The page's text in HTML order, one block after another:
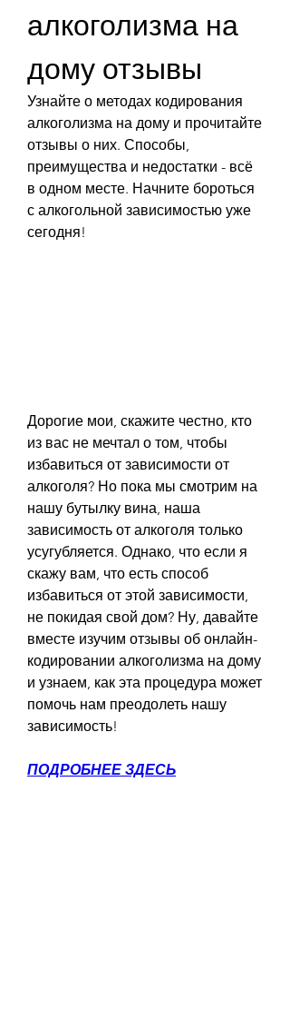
алкоголизма на
дому отзывы
Узнайте о методах кодирования
алкоголизма на дому и прочитайте
отзывы о них. Способы,
преимущества и недостатки - всё
в одном месте. Начните бороться
с алкогольной зависимостью уже
сегодня!
Дорогие мои, скажите честно, кто
из вас не мечтал о том, чтобы
избавиться от зависимости от
алкоголя? Но пока мы смотрим на
нашу бутылку вина, наша
зависимость от алкоголя только
усугубляется. Однако, что если я
скажу вам, что есть способ
избавиться от этой зависимости,
не покидая свой дом? Ну, давайте
вместе изучим отзывы об онлайн-
кодировании алкоголизма на дому
и узнаем, как эта процедура может
помочь нам преодолеть нашу
зависимость!
ПОДРОБНЕЕ ЗДЕСЬ